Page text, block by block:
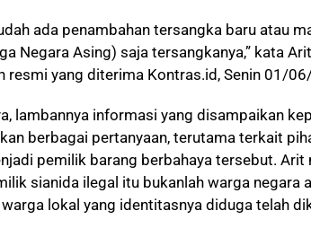
ada penambahan tersangka baru atau
Negara Asing) saja tersangkanya,” kata
resmi yang diterima Kontras.id, Senin 01/
lambannya informasi yang disampaikan
berbagai pertanyaan, terutama terkait
pemilik barang berbahaya tersebut. Arit
sianida ilegal itu bukanlah warga negara
lokal yang identitasnya diduga telah